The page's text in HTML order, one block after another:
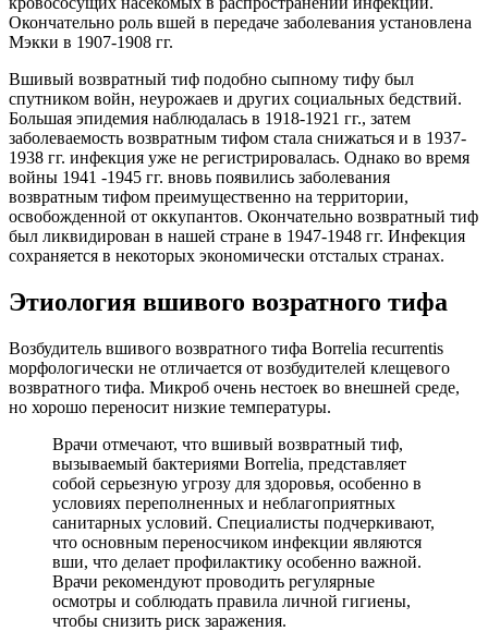
Окончательно роль вшей в передаче заболевания установлена
Мэкки в 1907-1908 гг.
Вшивый возвратный тиф подобно сыпному тифу был
спутником войн, неурожаев и других социальных бедствий.
Большая эпидемия наблюдалась в 1918-1921 гг., затем
заболеваемость возвратным тифом стала снижаться и в 1937-
1938 гг. инфекция уже не регистрировалась. Однако во время
войны 1941 -1945 гг. вновь появились заболевания
возвратным тифом преимущественно на территории,
освобожденной от оккупантов. Окончательно возвратный тиф
был ликвидирован в нашей стране в 1947-1948 гг. Инфекция
сохраняется в некоторых экономически отсталых странах.
Этиология вшивого возратного тифа
Возбудитель вшивого возвратного тифа Borrelia recurrentis
морфологически не отличается от возбудителей клещевого
возвратного тифа. Микроб очень нестоек во внешней среде,
но хорошо переносит низкие температуры.
Врачи отмечают, что вшивый возвратный тиф,
вызываемый бактериями Borrelia, представляет
собой серьезную угрозу для здоровья, особенно в
условиях переполненных и неблагоприятных
санитарных условий. Специалисты подчеркивают,
что основным переносчиком инфекции являются
вши, что делает профилактику особенно важной.
Врачи рекомендуют проводить регулярные
осмотры и соблюдать правила личной гигиены,
чтобы снизить риск заражения.